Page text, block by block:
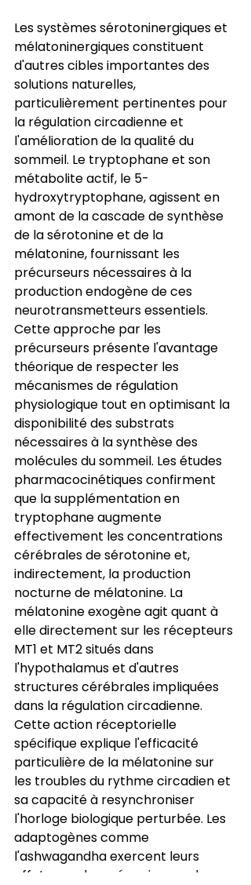
Les systèmes sérotoninergiques et
mélatoninergiques constituent
d'autres cibles importantes des
solutions naturelles,
particulièrement pertinentes pour
la régulation circadienne et
l'amélioration de la qualité du
sommeil. Le tryptophane et son
métabolite actif, le 5-
hydroxytryptophane, agissent en
amont de la cascade de synthèse
de la sérotonine et de la
mélatonine, fournissant les
précurseurs nécessaires à la
production endogène de ces
neurotransmetteurs essentiels.
Cette approche par les
précurseurs présente l'avantage
théorique de respecter les
mécanismes de régulation
physiologique tout en optimisant la
disponibilité des substrats
nécessaires à la synthèse des
molécules du sommeil. Les études
pharmacocinétiques confirment
que la supplémentation en
tryptophane augmente
effectivement les concentrations
cérébrales de sérotonine et,
indirectement, la production
nocturne de mélatonine. La
mélatonine exogène agit quant à
elle directement sur les récepteurs
MT1 et MT2 situés dans
l'hypothalamus et d'autres
structures cérébrales impliquées
dans la régulation circadienne.
Cette action réceptorielle
spécifique explique l'efficacité
particulière de la mélatonine sur
les troubles du rythme circadien et
sa capacité à resynchroniser
l'horloge biologique perturbée. Les
adaptogènes comme
l'ashwagandha exercent leurs
effets par des mécanismes plus